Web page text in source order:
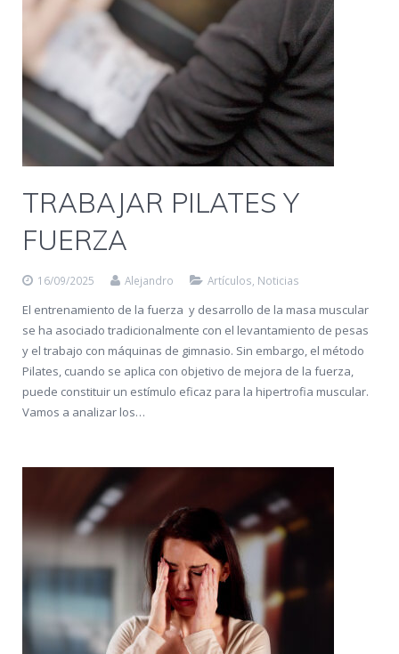
TRABAJAR PILATES Y
FUERZA
16/09/2025 Alejandro Artículos Noticias
El entrenamiento de la fuerza y desarrollo de la masa muscular
se ha asociado tradicionalmente con el levantamiento de pesas
y el trabajo con máquinas de gimnasio. Sin embargo, el método
Pilates, cuando se aplica con objetivo de mejora de la fuerza,
puede constituir un estímulo eficaz para la hipertrofia muscular.
Vamos a analizar los…